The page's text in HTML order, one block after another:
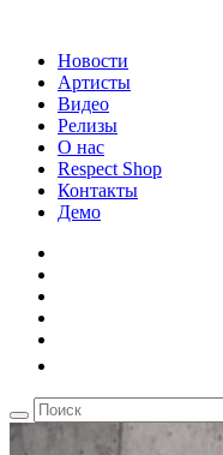
Новости
Артисты
Видео
Релизы
О нас
Respect Shop
Контакты
Демо